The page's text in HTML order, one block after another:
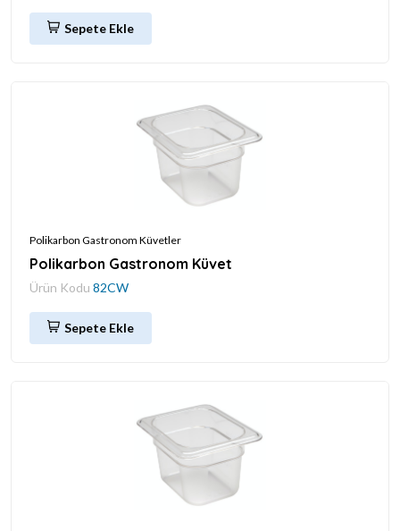
Sepete Ekle
Polikarbon Gastronom Küvetler
Polikarbon Gastronom Küvet
Ürün Kodu 82CW
Sepete Ekle